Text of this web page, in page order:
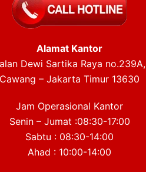
Alamat Kantor
Dewi Sartika Raya no.239A,
Cawang – Jakarta Timur 13630
Jam Operasional Kantor
Senin – Jumat :08:30-17:00
Sabtu : 08:30-14:00
Ahad : 10:00-14:00